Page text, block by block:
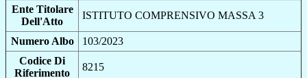
Ente Titolare
Dell'Atto
ISTITUTO COMPRENSIVO MASSA 3
Numero Albo
103/2023
Codice Di
Riferimento
8215